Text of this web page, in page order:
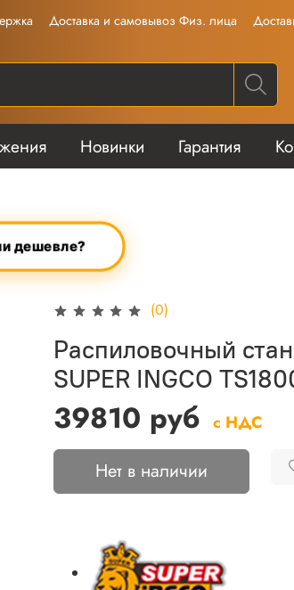
Доставка и самовывоз Физ. лица
Новинки Гарантия
дешевле?
(0)
Распиловочный
SUPER INGCO
39810 руб с НДС
Нет в наличии